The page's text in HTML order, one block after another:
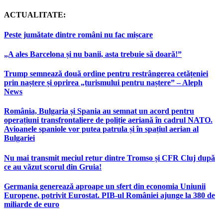
ACTUALITATE:
Peste jumătate dintre români nu fac mișcare
„A ales Barcelona și nu banii, asta trebuie să doară!”
Trump semnează două ordine pentru restrângerea cetățeniei
prin naștere și oprirea „turismului pentru naștere” – Aleph
News
România, Bulgaria și Spania au semnat un acord pentru
operațiuni transfrontaliere de poliție aeriană în cadrul NATO.
Avioanele spaniole vor putea patrula și în spațiul aerian al
Bulgariei
Nu mai transmit meciul retur dintre Tromso și CFR Cluj după
ce au văzut scorul din Gruia!
Germania generează aproape un sfert din economia Uniunii
Europene, potrivit Eurostat. PIB-ul României ajunge la 380 de
miliarde de euro